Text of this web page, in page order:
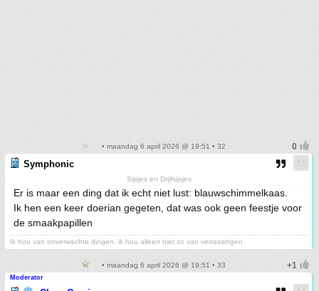
• maandag 6 april 2026 @ 19:51 • 32
Symphonic
Sijsjes en Drijfsijsjes
Er is maar een ding dat ik echt niet lust: blauwschimmelkaas.
Ik hen een keer doerian gegeten, dat was ook geen feestje voor
de smaakpapillen
Ik hou van onverwachte dingen, ik hou alleen niet zo van verrassingen
• maandag 6 april 2026 @ 19:51 • 33
Moderator